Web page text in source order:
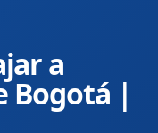
a
Bogotá |